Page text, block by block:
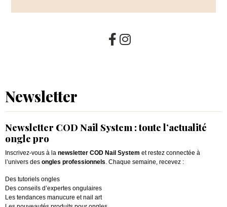
Newsletter
Newsletter COD Nail System : toute l’actualité
ongle pro
Inscrivez-vous à la newsletter COD Nail System et restez connectée à
l’univers des ongles professionnels . Chaque semaine, recevez :
Des tutoriels ongles
Des conseils d’expertes ongulaires
Les tendances manucure et nail art